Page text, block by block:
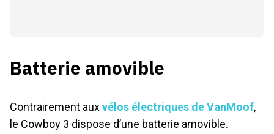
Batterie amovible
Contrairement auxvélos électriques de VanMoof,
le Cowboy 3 dispose d’une batterie amovible.